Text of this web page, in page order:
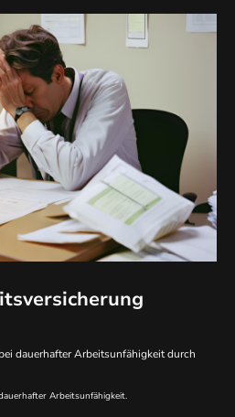
dauerhafter Arbeitsunfähigkeit durch
Arbeitsunfähigkeit.